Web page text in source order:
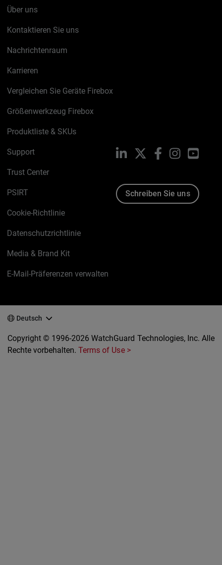
Über uns
Kontaktieren Sie uns
Nachrichtenraum
Karrieren
Vergleichen Sie Geräte Firebox
Größenwerkzeug Firebox
Produktliste & SKUs
Support
Trust Center
PSIRT
Cookie-Richtlinie
Datenschutzrichtlinie
Media & Brand Kit
E-Mail-Präferenzen verwalten
LinkedIn FacebookInstagram
Schreiben Sie uns
Deutsch
Copyright © 1996-2026 WatchGuard Technologies, Inc. Alle
Rechte vorbehalten.Terms of Use >